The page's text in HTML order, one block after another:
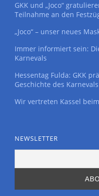
GKK und „Joco“
Teilnahme an den
„Joco“ – unser neues
Immer informiert sein:
Karnevals
Hessentag Fulda: GKK
Geschichte des Karnevals
Wir vertreten Kassel
NEWSLETTER